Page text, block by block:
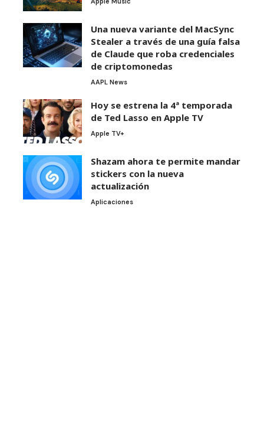
Una nueva variante del MacSync
Stealer a través de una guía falsa
de Claude que roba credenciales
de criptomonedas
AAPL News
Hoy se estrena la 4ª temporada
de Ted Lasso en Apple TV
Apple TV+
Shazam ahora te permite mandar
stickers con la nueva
actualización
Aplicaciones